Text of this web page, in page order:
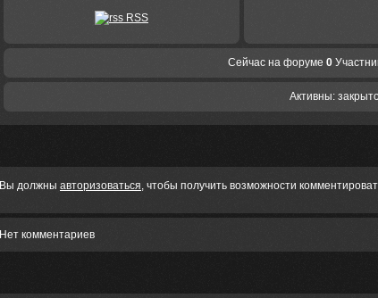
RSS
Сейчас на форуме 0
Активны:
Вы должны авторизоваться, чтобы получить возможности
Нет комментариев